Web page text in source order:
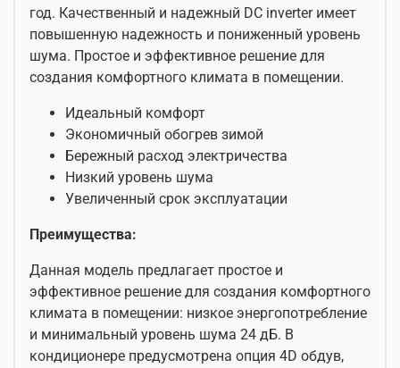
год. Качественный и надежный DC inverter имеет
повышенную надежность и пониженный уровень
шума. Простое и эффективное решение для
создания комфортного климата в помещении.
Идеальный комфорт
Экономичный обогрев зимой
Бережный расход электричества
Низкий уровень шума
Увеличенный срок эксплуатации
Преимущества:
Данная модель предлагает простое и
эффективное решение для создания комфортного
климата в помещении: низкое энергопотребление
и минимальный уровень шума 24 дБ. В
кондиционере предусмотрена опция 4D обдув,